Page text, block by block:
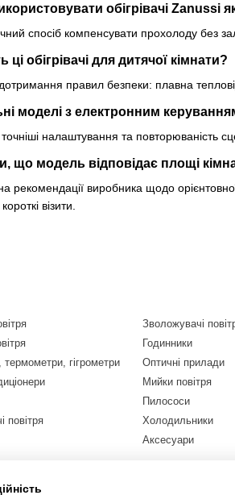
обігрівачі Zanussi
спосіб компенсувати прохолоду без
ці обігрівачі для дитячої кімнати?
правил безпеки: плавна
моделі з електронним
налаштування та повторюваність
що модель відповідає площі
рекомендації виробника щодо
візити.
термометри, гігрометри
повітря
Зволожувачі
Годинники
Оптичні прилади
Мийки повітря
Пилососи
Холодильники
Аксесуари